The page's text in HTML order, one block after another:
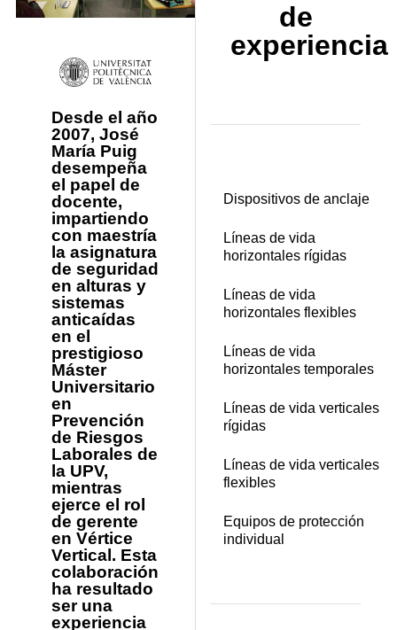
Desde el año
2007, José
María Puig
desempeña
el papel de
docente,
impartiendo
con maestría
la asignatura
de seguridad
en alturas y
sistemas
anticaídas
en el
prestigioso
Máster
Universitario
en
Prevención
de Riesgos
Laborales de
la UPV,
mientras
ejerce el rol
de gerente
en Vértice
Vertical. Esta
colaboración
ha resultado
ser una
experiencia
de
experiencia
Dispositivos de anclaje
Líneas de vida
horizontales rígidas
Líneas de vida
horizontales flexibles
Líneas de vida
horizontales temporales
Líneas de vida verticales
rígidas
Líneas de vida verticales
flexibles
Equipos de protección
individual